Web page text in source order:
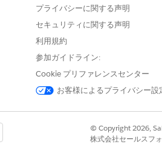
Next Admin」権限セットが必要です。
ープは、Tableau Next のアセットへの
プライバシーに関する声明
セキュリティに関する声明
利用規約
参加ガイドライン:
Cookie プリファレンスセンター
お客様によるプライバシー設
© Copyright 2026,
株式会社セールスフ